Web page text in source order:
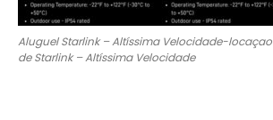
Aluguel Starlink – Altíssima Velocidade-locaçao
de Starlink – Altíssima Velocidade